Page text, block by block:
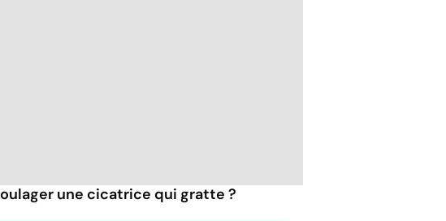
une cicatrice qui gratte ?